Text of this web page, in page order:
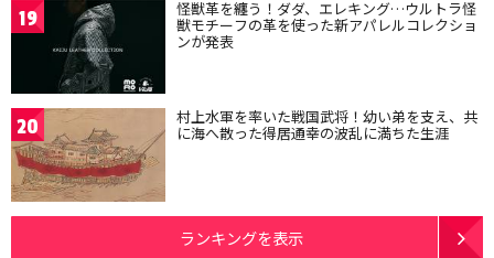
19 怪獣革を纏う！ダダ、エレキング…ウルトラ怪
獣モチーフの革を使った新アパレルコレクショ
ンが発表
20 村上水軍を率いた戦国武将！幼い弟を支え、共
に海へ散った得居通幸の波乱に満ちた生涯
ランキングを表示